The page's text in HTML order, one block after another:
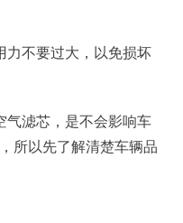
力不要过大，以免损坏
气滤芯，是不会影响车
所以先了解清楚车辆品